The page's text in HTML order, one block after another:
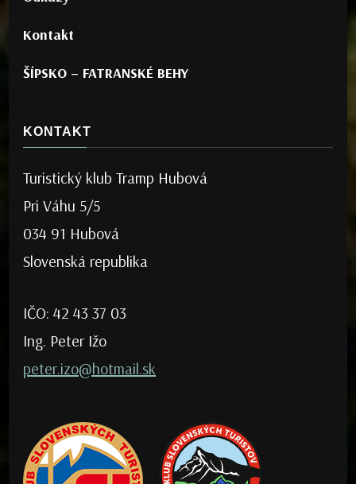
Kontakt
ŠÍPSKO – FATRANSKÉ BEHY
KONTAKT
Turistický klub Tramp Hubová
Pri Váhu 5/5
034 91 Hubová
Slovenská republika
IČO: 42 43 37 03
Ing. Peter Ižo
peter.izo@hotmail.sk